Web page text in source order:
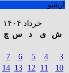
آرشیو
خرداد ۱۴۰۴
ش
ی د س چ
3
4
5
6
7
10
11
12
13
14